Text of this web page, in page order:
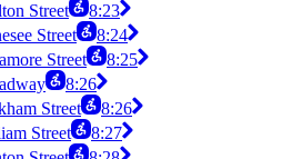
Street
8:23
Street
8:24
Street
8:25
8:26
Street
8:26
Street
8:27